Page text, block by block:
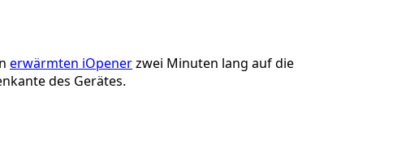
erwärmten iOpenerzwei Minuten lang auf die
des Gerätes.